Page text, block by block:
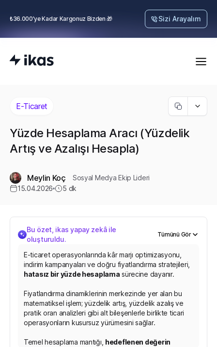
₺36.000’ye Kadar Kargonuz Bizden 🎁 Sizi Arayalım
E-Ticaret
Yüzde Hesaplama Aracı (Yüzdelik
Artış ve Azalışı Hesapla)
Meylin Koç
Sosyal Medya Ekip Lideri
15.04.2026
5 dk
Bu özet, ikas yapay zekâ ile
oluşturuldu.
Tümünü Gör
E-ticaret operasyonlarında kâr marjı optimizasyonu,
indirim kampanyaları ve doğru fiyatlandırma stratejileri,
hatasız bir yüzde hesaplama sürecine dayanır.
Fiyatlandırma dinamiklerinin merkezinde yer alan bu
matematiksel işlem; yüzdelik artış, yüzdelik azalış ve
pratik oran analizleri gibi alt bileşenlerle birlikte ticari
operasyonların kusursuz yürümesini sağlar.
Temel hesaplama mantığı, hedeflenen değerin